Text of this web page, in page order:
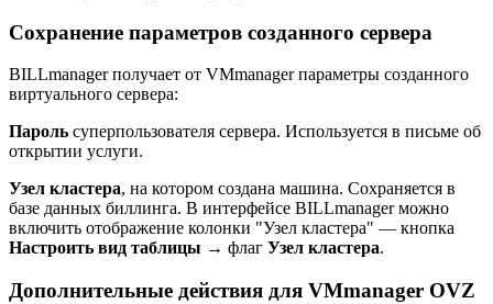
Сохранение параметров созданного сервера
BILLmanager получает от VMmanager параметры созданного
виртуального сервера:
Пароль суперпользователя сервера. Используется в письме об
открытии услуги.
Узел кластера, на котором создана машина. Сохраняется в
базе данных биллинга. В интерфейсе BILLmanager можно
включить отображение колонки "Узел кластера" — кнопка
Настроить вид таблицы → флаг Узел кластера.
Дополнительные действия для VMmanager OVZ